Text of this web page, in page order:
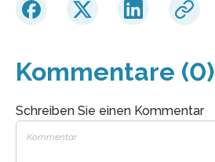
Kommentare (0)
Schreiben Sie einen Kommentar